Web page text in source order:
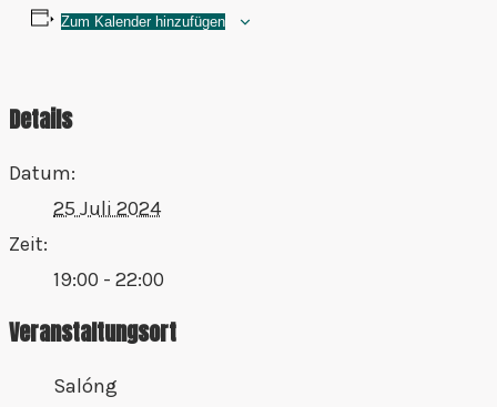
Zum Kalender hinzufügen
Details
Datum:
25 Juli 2024
Zeit:
19:00 - 22:00
Veranstaltungsort
Salóng